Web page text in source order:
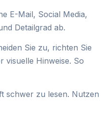
E-Mail, Social Media,
Detailgrad ab.
Sie zu, richten Sie
visuelle Hinweise. So
schwer zu lesen. Nutzen